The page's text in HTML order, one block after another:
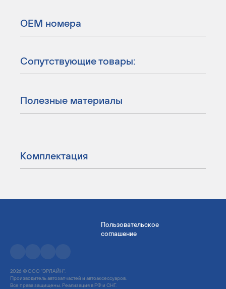
ОЕМ номера
Сопутствующие товары:
Полезные материалы
Комплектация
Пользовательское
соглашение
2026 © ООО "ЭРЛАЙН".
Производитель автозапчастей и автоаксессуаров.
Все права защищены. Реализация в РФ и СНГ.